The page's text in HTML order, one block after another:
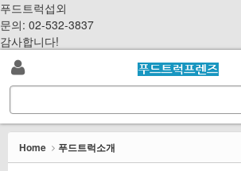
푸드트럭섭외
문의: 02-532-3837
감사합니다!
S
k
i
o
로
인
검
색
Home 푸드트럭소개